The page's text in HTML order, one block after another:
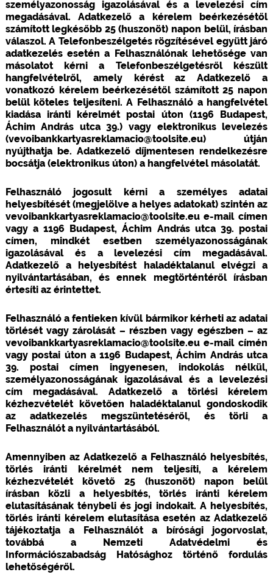
személyazonosság igazolásával és a levelezési cím
megadásával. Adatkezelő a kérelem beérkezésétől
számított legkésőbb 25 (huszonöt) napon belül, írásban
válaszol. A Telefonbeszélgetés rögzítésével együtt járó
adatkezelés esetén a Felhasználónak lehetősége van
másolatot kérni a Telefonbeszélgetésről készült
hangfelvételről, amely kérést az Adatkezelő a
vonatkozó kérelem beérkezésétől számított 25 napon
belül köteles teljesíteni. A Felhasználó a hangfelvétel
kiadása iránti kérelmét postai úton (1196 Budapest,
Áchim András utca 39.) vagy elektronikus levelezés
(vevoibankkartyasreklamacio@toolsite.eu) útján
nyújthatja be. Adatkezelő díjmentesen rendelkezésre
bocsátja (elektronikus úton) a hangfelvétel másolatát.
Felhasználó jogosult kérni a személyes adatai
helyesbítését (megjelölve a helyes adatokat) szintén az
vevoibankkartyasreklamacio@toolsite.eu e-mail címen
vagy a 1196 Budapest, Áchim András utca 39. postai
címen, mindkét esetben személyazonosságának
igazolásával és a levelezési cím megadásával.
Adatkezelő a helyesbítést haladéktalanul elvégzi a
nyilvántartásában, és ennek megtörténtéről írásban
értesíti az érintettet.
Felhasználó a fentieken kívül bármikor kérheti az adatai
törlését vagy zárolását – részben vagy egészben – az
vevoibankkartyasreklamacio@toolsite.eu e-mail címén
vagy postai úton a 1196 Budapest, Áchim András utca
39. postai címen ingyenesen, indokolás nélkül,
személyazonosságának igazolásával és a levelezési
cím megadásával. Adatkezelő a törlési kérelem
kézhezvételét követően haladéktalanul gondoskodik
az adatkezelés megszüntetéséről, és törli a
Felhasználót a nyilvántartásából.
Amennyiben az Adatkezelő a Felhasználó helyesbítés,
törlés iránti kérelmét nem teljesíti, a kérelem
kézhezvételét követő 25 (huszonöt) napon belül
írásban közli a helyesbítés, törlés iránti kérelem
elutasításának ténybeli és jogi indokait. A helyesbítés,
törlés iránti kérelem elutasítása esetén az Adatkezelő
tájékoztatja a Felhasználót a bírósági jogorvoslat,
továbbá a Nemzeti Adatvédelmi és
Információszabadság Hatósághoz történő fordulás
lehetőségéről.